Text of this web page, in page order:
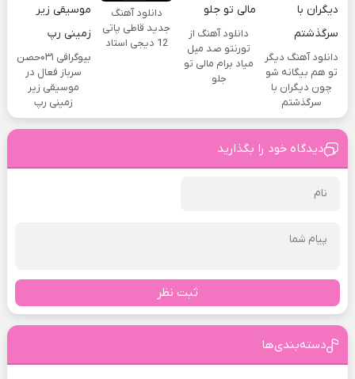
دانلود آهنگ دیگر
تو هم بیگانه شو
چون دیگران با
سرگذشتم
دانلود آهنگ از
تورنتو صد میل
میاد برام مالی تو
جلو
دانلود آهنگ
جدید قاطی پاتی
12 دیجی استاد
بیوگرافی ۰۳۱حصن
سرباز فعال در
موسیقی زیر
زمینی رپ
دیدگاه خود را بگذارید
ثبت نظر
دسته‌بندی‌ها